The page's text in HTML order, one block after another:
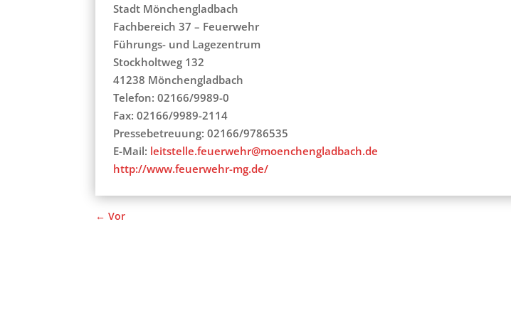
Stadt Mönchengladbach
Fachbereich 37 – Feuerwehr
Führungs- und Lagezentrum
Stockholtweg 132
41238 Mönchengladbach
Telefon: 02166/9989-0
Fax: 02166/9989-2114
Pressebetreuung: 02166/9786535
E-Mail: leitstelle.feuerwehr@moenchengladbach.de
http://www.feuerwehr-mg.de/
←Vor